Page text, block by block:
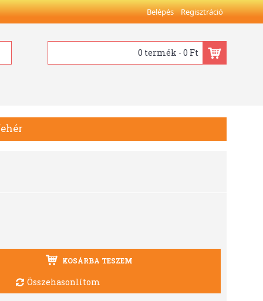
Belépés Regisztráció
0 termék - 0 Ft
KOSÁRBA TESZEM
Összehasonlítom